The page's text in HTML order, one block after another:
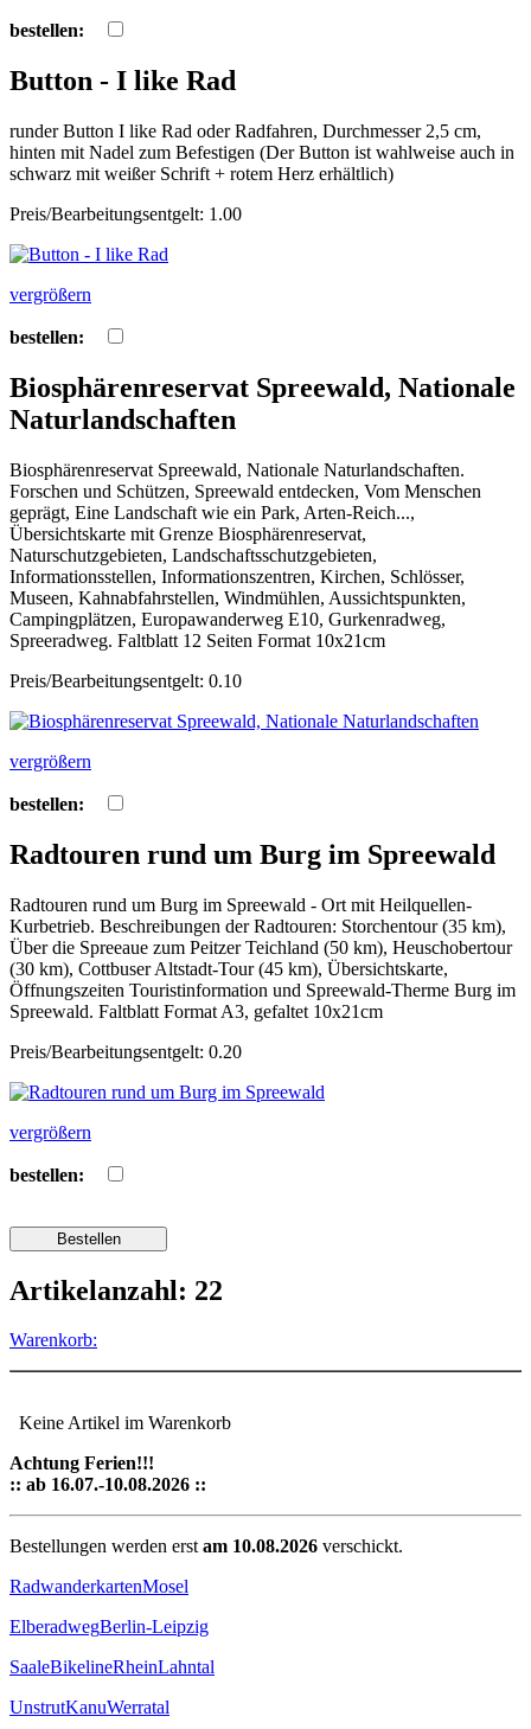
bestellen:
Button - I like Rad
runder Button I like Rad oder Radfahren, Durchmesser 2,5 cm,
hinten mit Nadel zum Befestigen (Der Button ist wahlweise auch in
schwarz mit weißer Schrift + rotem Herz erhältlich)
Preis/Bearbeitungsentgelt: 1.00
vergrößern
bestellen:
Biosphärenreservat Spreewald, Nationale
Naturlandschaften
Biosphärenreservat Spreewald, Nationale Naturlandschaften.
Forschen und Schützen, Spreewald entdecken, Vom Menschen
geprägt, Eine Landschaft wie ein Park, Arten-Reich...,
Übersichtskarte mit Grenze Biosphärenreservat,
Naturschutzgebieten, Landschaftsschutzgebieten,
Informationsstellen, Informationszentren, Kirchen, Schlösser,
Museen, Kahnabfahrstellen, Windmühlen, Aussichtspunkten,
Campingplätzen, Europawanderweg E10, Gurkenradweg,
Spreeradweg. Faltblatt 12 Seiten Format 10x21cm
Preis/Bearbeitungsentgelt: 0.10
vergrößern
bestellen:
Radtouren rund um Burg im Spreewald
Radtouren rund um Burg im Spreewald - Ort mit Heilquellen-
Kurbetrieb. Beschreibungen der Radtouren: Storchentour (35 km),
Über die Spreeaue zum Peitzer Teichland (50 km), Heuschobertour
(30 km), Cottbuser Altstadt-Tour (45 km), Übersichtskarte,
Öffnungszeiten Touristinformation und Spreewald-Therme Burg im
Spreewald. Faltblatt Format A3, gefaltet 10x21cm
Preis/Bearbeitungsentgelt: 0.20
vergrößern
bestellen:
Artikelanzahl: 22
Warenkorb:
Keine Artikel im Warenkorb
Achtung Ferien!!!
:: ab 16.07.-10.08.2026 ::
Bestellungen werden erstam 10.08.2026 verschickt.
RadwanderkartenMosel
ElberadwegBerlin-Leipzig
SaaleBikelineRheinLahntal
UnstrutKanuWerratal